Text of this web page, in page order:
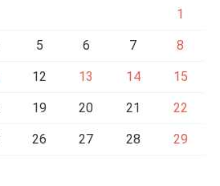
1
5 6 7 8
12 13 14 15
19 20 21 22
26 27 28 29